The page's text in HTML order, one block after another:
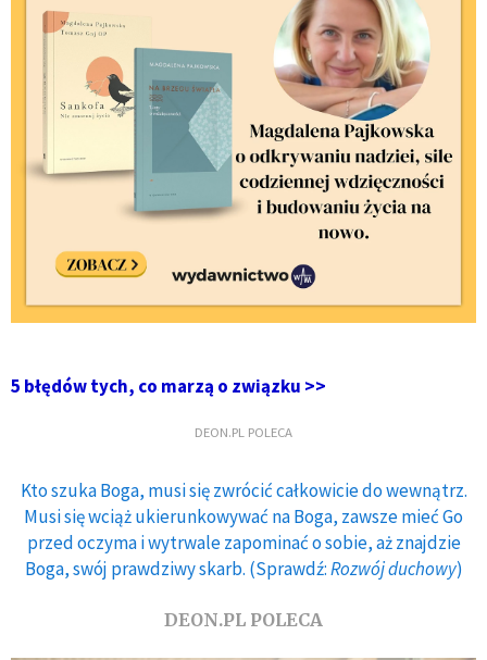
5 błędów tych, co marzą o związku >>
DEON.PL POLECA
Kto szuka Boga, musi się zwrócić całkowicie do wewnątrz.
Musi się wciąż ukierunkowywać na Boga, zawsze mieć Go
przed oczyma i wytrwale zapominać o sobie, aż znajdzie
Boga, swój prawdziwy skarb. (Sprawdź:Rozwój duchowy)
DEON.PL POLECA